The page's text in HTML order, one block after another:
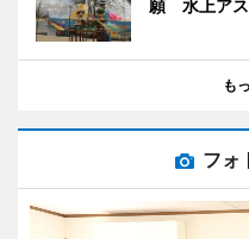
願 水上アス
も
フォ